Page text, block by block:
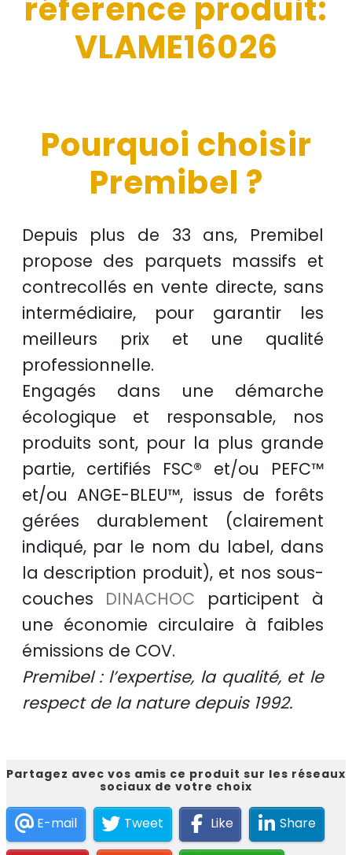
réference produit:
VLAME16026
Pourquoi choisir
Premibel ?
Depuis plus de 33 ans, Premibel
propose des parquets massifs et
contrecollés envente directe, sans
intermédiaire, pour garantir les
meilleurs prixet une qualité
professionnelle.
Engagés dans une démarche
écologique et responsable, nos
produits sont, pour la plus grande
partie, certifiés FSC® et/ou PEFC™
et/ouANGE-BLEU™, issus de forêts
gérées durablement (clairement
indiqué, par le nom du label, dans
la description produit), et nos sous-
couches DINACHOC participent à
une économie circulaire à faibles
émissions de COV.
Premibel : l’expertise, la qualité, et le
respect de la nature depuis 1992.
Partagez avec vos amis ce produit sur les réseaux
sociaux de votre choix
E-mail Tweet Like Share